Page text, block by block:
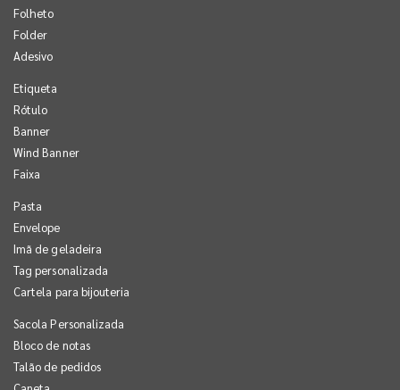
Folheto
Folder
Adesivo
Etiqueta
Rótulo
Banner
Wind Banner
Faixa
Pasta
Envelope
Imã de geladeira
Tag personalizada
Cartela para bijouteria
Sacola Personalizada
Bloco de notas
Talão de pedidos